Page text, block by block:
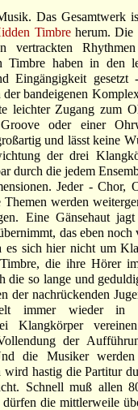
Das Gesamtwerk
Timbreherum. Die
vertrackten
Timbre haben in den
Eingängigkeit gesetzt
bandeigenen
leichter Zugang zum
oder einer
und lässt keine
der drei
durch die jedem
Jeder - Chor,
werden
Eine Gänsehaut
das eben noch
sich hier nicht um
die ihre Hörer
die so lange und
der nachrückenden
immer wieder in
Klangkörper
der
die Musiker
hastig die Partitur
Schnell muß allen
die mittlerweile